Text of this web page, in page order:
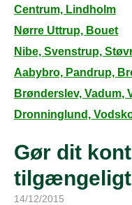
Centrum, Lindholm
Nørre Uttrup, Bouet
Nibe, Svenstrup,
Aabybro, Pandrup,
Brønderslev, Vadum,
Dronninglund,
Gør dit
14/12/2015